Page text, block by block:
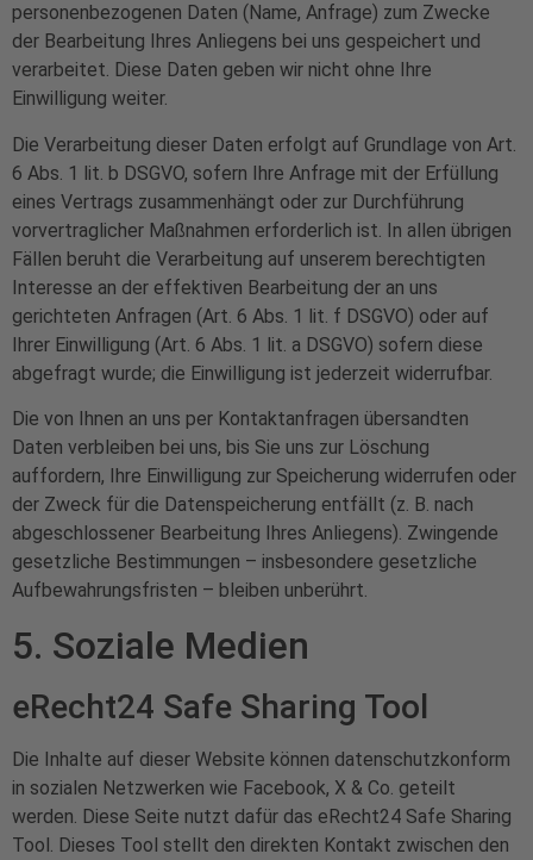
personenbezogenen Daten (Name, Anfrage) zum Zwecke
der Bearbeitung Ihres Anliegens bei uns gespeichert und
verarbeitet. Diese Daten geben wir nicht ohne Ihre
Einwilligung weiter.
Die Verarbeitung dieser Daten erfolgt auf Grundlage von Art.
6 Abs. 1 lit. b DSGVO, sofern Ihre Anfrage mit der Erfüllung
eines Vertrags zusammenhängt oder zur Durchführung
vorvertraglicher Maßnahmen erforderlich ist. In allen übrigen
Fällen beruht die Verarbeitung auf unserem berechtigten
Interesse an der effektiven Bearbeitung der an uns
gerichteten Anfragen (Art. 6 Abs. 1 lit. f DSGVO) oder auf
Ihrer Einwilligung (Art. 6 Abs. 1 lit. a DSGVO) sofern diese
abgefragt wurde; die Einwilligung ist jederzeit widerrufbar.
Die von Ihnen an uns per Kontaktanfragen übersandten
Daten verbleiben bei uns, bis Sie uns zur Löschung
auffordern, Ihre Einwilligung zur Speicherung widerrufen oder
der Zweck für die Datenspeicherung entfällt (z. B. nach
abgeschlossener Bearbeitung Ihres Anliegens). Zwingende
gesetzliche Bestimmungen – insbesondere gesetzliche
Aufbewahrungsfristen – bleiben unberührt.
5. Soziale Medien
eRecht24 Safe Sharing Tool
Die Inhalte auf dieser Website können datenschutzkonform
in sozialen Netzwerken wie Facebook, X & Co. geteilt
werden. Diese Seite nutzt dafür das eRecht24 Safe Sharing
Tool . Dieses Tool stellt den direkten Kontakt zwischen den